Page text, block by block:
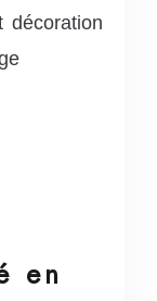
décoration
en